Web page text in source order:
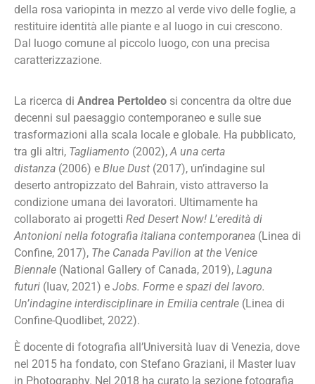
della rosa variopinta in mezzo al verde vivo delle foglie, a
restituire identità alle piante e al luogo in cui crescono.
Dal luogo comune al piccolo luogo, con una precisa
caratterizzazione.
La ricerca di Andrea Pertoldeo si concentra da oltre due
decenni sul paesaggio contemporaneo e sulle sue
trasformazioni alla scala locale e globale. Ha pubblicato,
tra gli altri, Tagliamento (2002),A una certa
distanza (2006) e Blue Dust (2017), un’indagine sul
deserto antropizzato del Bahrain, visto attraverso la
condizione umana dei lavoratori. Ultimamente ha
collaborato ai progetti Red Desert Now! L’eredità di
Antonioni nella fotografia italiana contemporanea (Linea di
Confine, 2017), The Canada Pavilion at the Venice
Biennale (National Gallery of Canada, 2019), Laguna
futuri (Iuav, 2021) e Jobs. Forme e spazi del lavoro.
Un’indagine interdisciplinare in Emilia centrale (Linea di
Confine-Quodlibet, 2022).
È docente di fotografia all’Università Iuav di Venezia, dove
nel 2015 ha fondato, con Stefano Graziani, il Master Iuav
in Photography. Nel 2018 ha curato la sezione fotografia